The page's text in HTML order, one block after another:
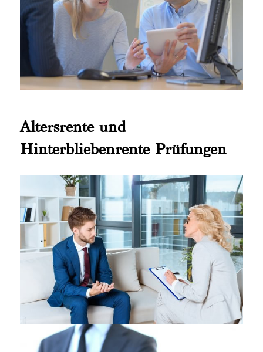
Altersrente und
Hinterbliebenrente Prüfungen